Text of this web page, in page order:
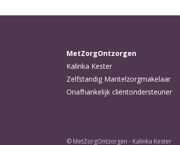
MetZorgOntzorgen
Kalinka Kester
Zelfstandig Mantelzorgmakelaar
Onafhankelijk cliëntondersteuner
© MetZorgOntzorgen - Kalinka Kester